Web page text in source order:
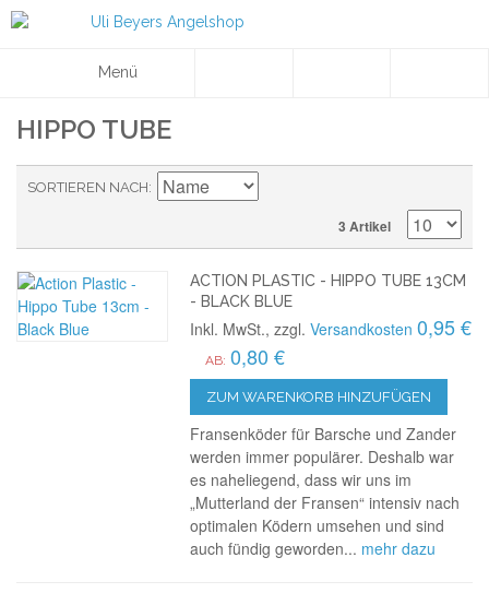
Menü
HIPPO TUBE
SORTIEREN NACH
3 Artikel
ACTION PLASTIC - HIPPO TUBE 13CM
- BLACK BLUE
Inkl. MwSt., zzgl.Versandkosten 0,95 €
AB: 0,80 €
ZUM WARENKORB HINZUFÜGEN
Fransenköder für Barsche und Zander
werden immer populärer. Deshalb war
es naheliegend, dass wir uns im
„Mutterland der Fransen“ intensiv nach
optimalen Ködern umsehen und sind
auch fündig geworden... mehr dazu